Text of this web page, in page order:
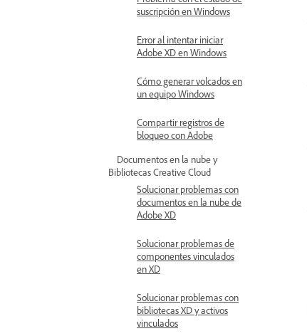
suscripción en Windows
Error al intentar iniciar
Adobe XD en Windows
Cómo generar volcados en
un equipo Windows
Compartir registros de
bloqueo con Adobe
Documentos en la nube y
Bibliotecas Creative Cloud
Solucionar problemas con
documentos en la nube de
Adobe XD
Solucionar problemas de
componentes vinculados
en XD
Solucionar problemas con
bibliotecas XD y activos
vinculados